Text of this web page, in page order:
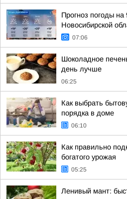
Прогноз погоды на
Новосибирской
07:06
Шоколадное
день лучше
06:25
Как выбрать
порядка в доме
06:10
Как правильно
богатого урожая
05:25
Ленивый мант: